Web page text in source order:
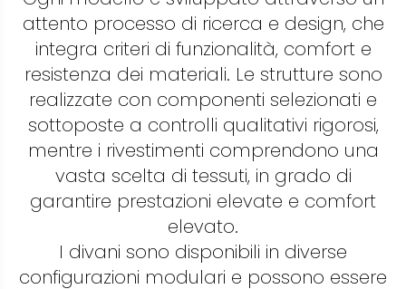
attento processo di ricerca e design, che
integra criteri di funzionalità, comfort e
resistenza dei materiali. Le strutture sono
realizzate con componenti selezionati e
sottoposte a controlli qualitativi rigorosi,
mentre i rivestimenti comprendono una
vasta scelta di tessuti, in grado di
garantire prestazioni elevate e comfort
elevato.
I divani sono disponibili in diverse
configurazioni modulari e possono essere